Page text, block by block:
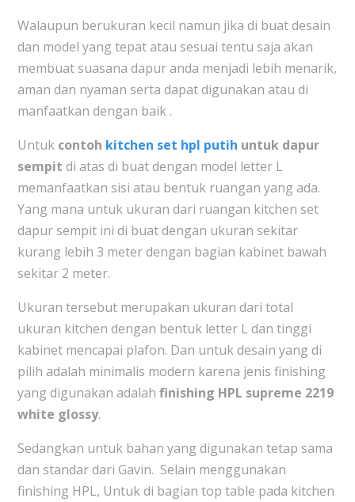
Walaupun berukuran kecil namun jika di buat desain
dan model yang tepat atau sesuai tentu saja akan
membuat suasana dapur anda menjadi lebih menarik,
aman dan nyaman serta dapat digunakan atau di
manfaatkan dengan baik .
Untuk contoh kitchen set hpl putih untuk dapur
sempit di atas di buat dengan model letter L
memanfaatkan sisi atau bentuk ruangan yang ada.
Yang mana untuk ukuran dari ruangan kitchen set
dapur sempit ini di buat dengan ukuran sekitar
kurang lebih 3 meter dengan bagian kabinet bawah
sekitar 2 meter.
Ukuran tersebut merupakan ukuran dari total
ukuran kitchen dengan bentuk letter L dan tinggi
kabinet mencapai plafon. Dan untuk desain yang di
pilih adalah minimalis modern karena jenis finishing
yang digunakan adalah finishing HPL supreme 2219
white glossy.
Sedangkan untuk bahan yang digunakan tetap sama
dan standar dari Gavin. Selain menggunakan
finishing HPL, Untuk di bagian top table pada kitchen